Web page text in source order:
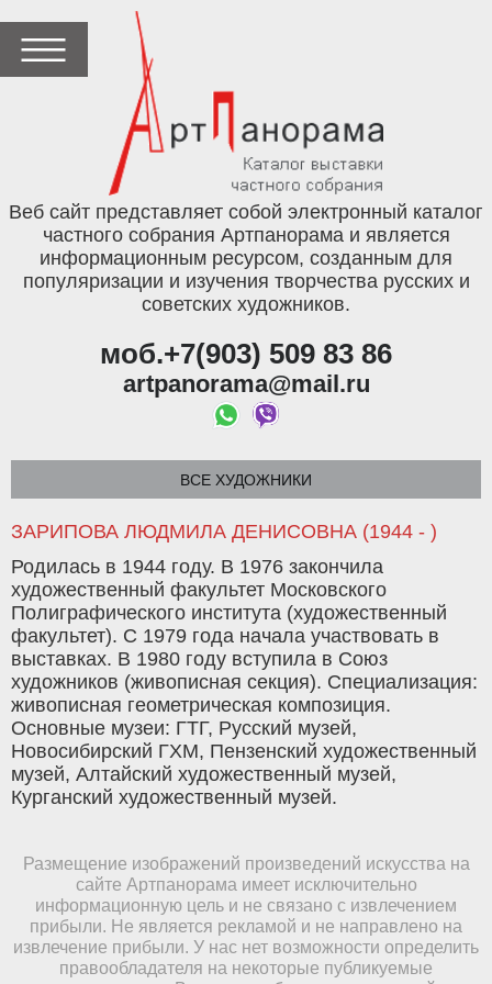
Веб сайт представляет собой электронный каталог
частного собрания Артпанорама и является
информационным ресурсом, созданным для
популяризации и изучения творчества русских и
советских художников.
моб.+7(903) 509 83 86
artpanorama@mail.ru
ВСЕ ХУДОЖНИКИ
ЗАРИПОВА ЛЮДМИЛА ДЕНИСОВНА (1944 - )
Родилась в 1944 году. В 1976 закончила
художественный факультет Московского
Полиграфического института (художественный
факультет). С 1979 года начала участвовать в
выставках. В 1980 году вступила в Союз
художников (живописная секция). Специализация:
живописная геометрическая композиция.
Основные музеи: ГТГ, Русский музей,
Новосибирский ГХМ, Пензенский художественный
музей, Алтайский художественный музей,
Курганский художественный музей.
Размещение изображений произведений искусства на
сайте Артпанорама имеет исключительно
информационную цель и не связано с извлечением
прибыли. Не является рекламой и не направлено на
извлечение прибыли. У нас нет возможности определить
правообладателя на некоторые публикуемые